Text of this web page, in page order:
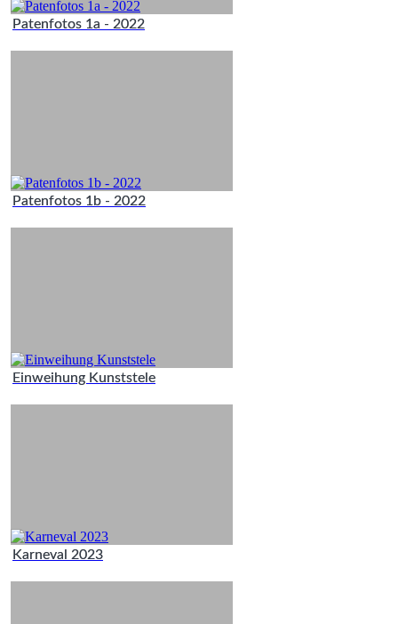
Patenfotos 1a - 2022
Patenfotos 1b - 2022
Einweihung Kunststele
Karneval 2023